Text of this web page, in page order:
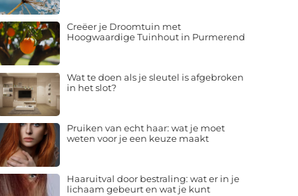
Creëer je Droomtuin met
Hoogwaardige Tuinhout in Purmerend
Wat te doen als je sleutel is afgebroken
in het slot?
Pruiken van echt haar: wat je moet
weten voor je een keuze maakt
Haaruitval door bestraling: wat er in je
lichaam gebeurt en wat je kunt